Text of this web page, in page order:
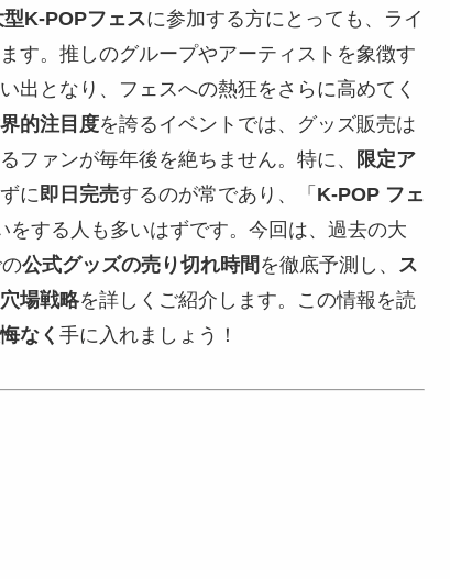
型K-POPフェスに参加する方にとっても、ライ
す。推しのグループやアーティストを象徴す
出となり、フェスへの熱狂をさらに高めてく
的注目度を誇るイベントでは、グッズ販売は
ファンが毎年後を絶ちません。特に、
限定ア
に即日完売するのが常であり、「 K-POP フェ
をする人も多いはずです。今回は、過去の大
公式グッズの売り切れ時間 を徹底予測し、 ス
穴場戦略を詳しくご紹介します。この情報を読
なく 手に入れましょう！